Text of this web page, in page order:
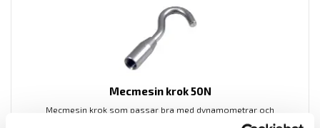
Mecmesin krok 50N
Mecmesin krok som passar bra med dynamometrar och